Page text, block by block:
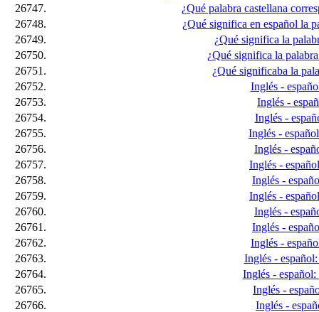
26747.
¿Qué palabra castellana
26748.
¿Qué significa en español la
26749.
¿Qué significa la
26750.
¿Qué significa la
26751.
¿Qué significaba la
26752.
Inglés -
26753.
Inglés -
26754.
Inglés -
26755.
Inglés -
26756.
Inglés -
26757.
Inglés -
26758.
Inglés -
26759.
Inglés -
26760.
Inglés -
26761.
Inglés -
26762.
Inglés -
26763.
Inglés -
26764.
Inglés - español:
26765.
Inglés -
26766.
Inglés -